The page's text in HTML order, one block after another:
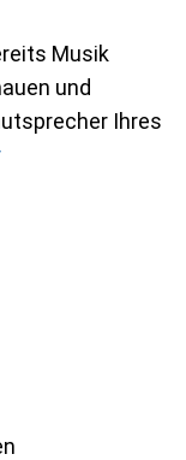
Musik
und
Ihres